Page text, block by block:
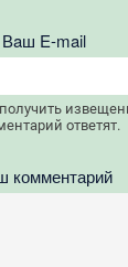
Вaш E-mail
ответят.
комментарий